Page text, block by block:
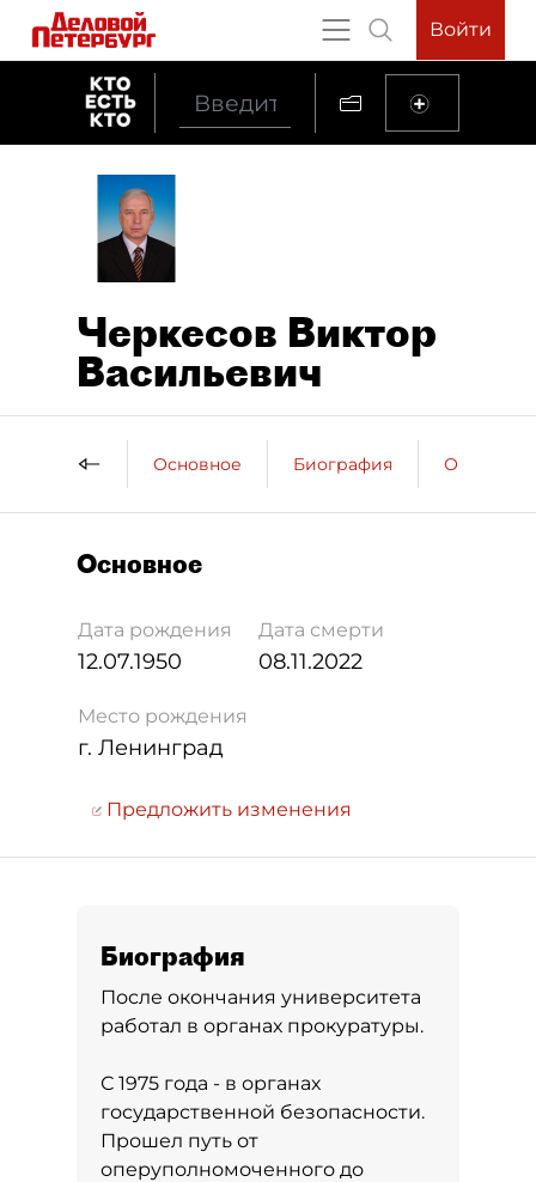
Войти
Черкесов Виктор
Васильевич
Основное Биография
Основное
Дата рождения
12.07.1950
Дата смерти
08.11.2022
Место рождения
г. Ленинград
Предложить изменения
Биография
После окончания университета
работал в органах прокуратуры.
С 1975 года - в органах
государственной безопасности.
Прошел путь от
оперуполномоченного до